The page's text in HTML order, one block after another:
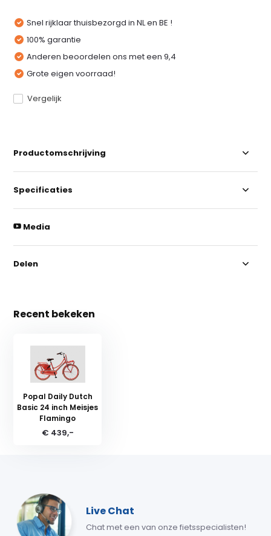
Snel rijklaar thuisbezorgd in NL en BE !
100% garantie
Anderen beoordelen ons met een 9,4
Grote eigen voorraad!
Vergelijk
Productomschrijving
Specificaties
Media
Delen
Recent bekeken
Popal Daily Dutch
Basic 24 inch Meisjes
Flamingo
€ 439,-
Live Chat
Chat met een van onze fietsspecialisten!